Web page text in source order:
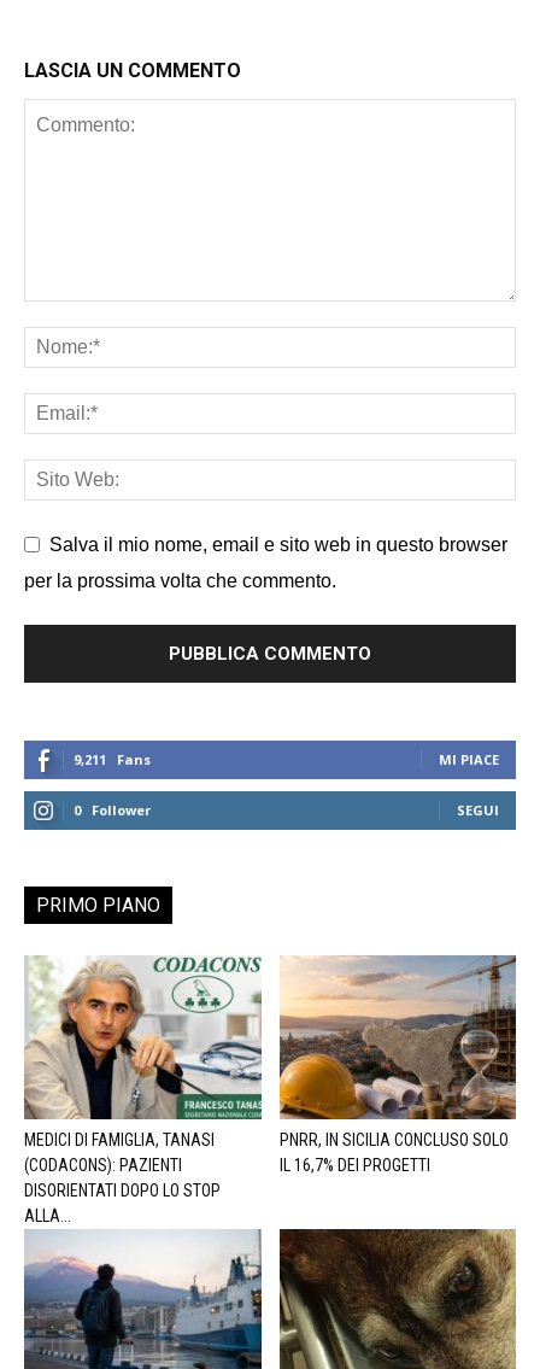
LASCIA UN COMMENTO
Salva il mio nome, email e sito web in questo browser
per la prossima volta che commento.
9,211 Fans MI PIACE
0 Follower SEGUI
PRIMO PIANO
MEDICI DI FAMIGLIA, TANASI
(CODACONS): PAZIENTI
DISORIENTATI DOPO LO STOP
ALLA...
PNRR, IN SICILIA CONCLUSO SOLO
IL 16,7% DEI PROGETTI